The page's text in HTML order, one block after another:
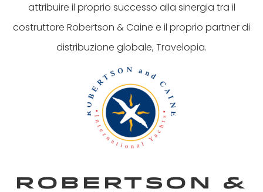
attribuire il proprio successo alla sinergia tra il
costruttore Robertson & Caine e il proprio partner di
distribuzione globale, Travelopia.
Robertson &